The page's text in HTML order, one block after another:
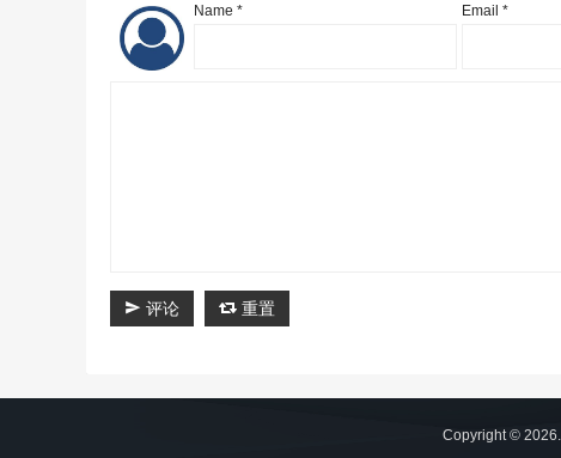
Name * Email *
评论 重置
Copyright © 2026.